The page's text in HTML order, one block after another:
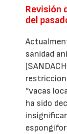
Revisión
del
sanidad
“vacas
ha sido